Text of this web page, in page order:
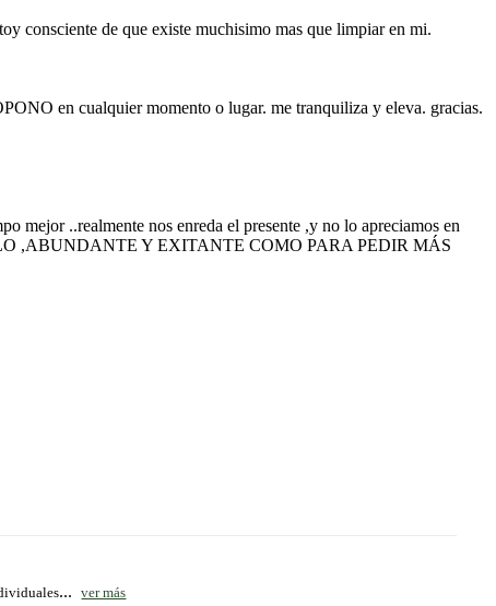
consciente de que existe muchisimo mas que limpiar en mi.
en cualquier momento o lugar. me tranquiliza y eleva. gracias.
mejor ..realmente nos enreda el presente ,y no lo apreciamos en
,ABUNDANTE Y EXITANTE COMO PARA PEDIR MÁS
...ver más